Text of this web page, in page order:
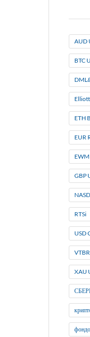
AUD
BTC
ETH
EUR
EWM
GBP
RTSi
USD
VTBR
XAU